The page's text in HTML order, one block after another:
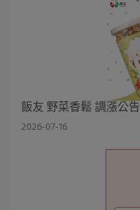
飯友 野菜香鬆 調漲公告
2026-07-16